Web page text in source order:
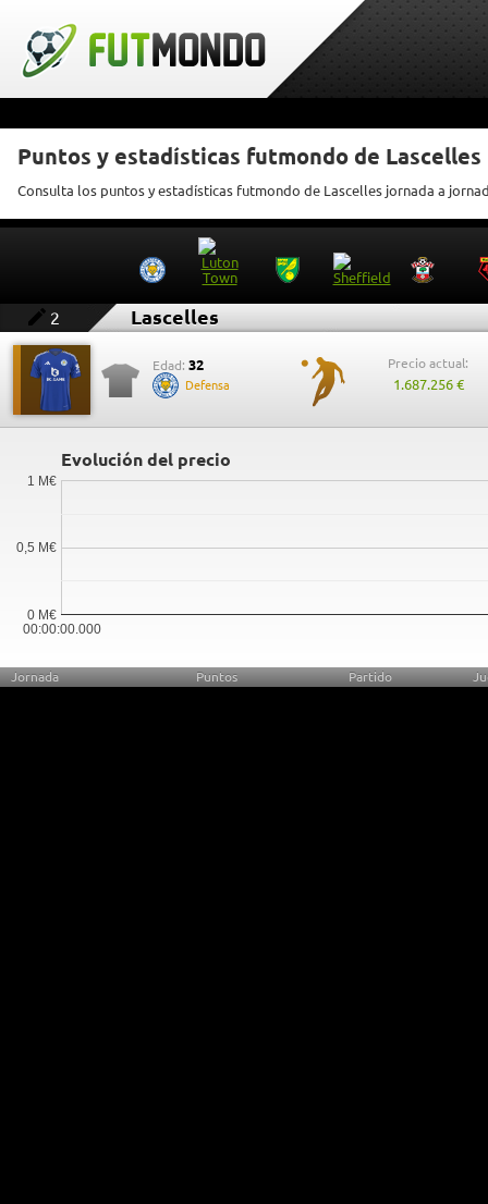
Puntos y estadísticas futmondo de Lascelles
Consulta los puntos y estadísticas futmondo de Lascelles jornada a
2 Lascelles
Edad: 32
Defensa
Precio actual:
1.687.256 €
Evolución del precio
00:00:00.000
0 M€
0,5 M€
1 M€
Jornada Puntos Partido